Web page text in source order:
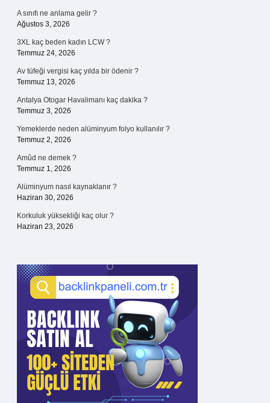
A sınıfı ne anlama gelir ?
Ağustos 3, 2026
3XL kaç beden kadın LCW ?
Temmuz 24, 2026
Av tüfeği vergisi kaç yılda bir ödenir ?
Temmuz 13, 2026
Antalya Otogar Havalimanı kaç dakika ?
Temmuz 3, 2026
Yemeklerde neden alüminyum folyo kullanılır ?
Temmuz 2, 2026
Amûd ne demek ?
Temmuz 1, 2026
Alüminyum nasıl kaynaklanır ?
Haziran 30, 2026
Korkuluk yüksekliği kaç olur ?
Haziran 23, 2026